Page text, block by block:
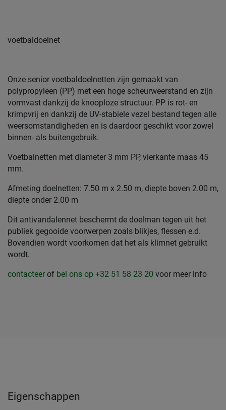
voetbaldoelnet
Onze senior voetbaldoelnetten zijn gemaakt van
polypropyleen (PP) met een hoge scheurweerstand en zijn
vormvast dankzij de knooploze structuur. PP is rot- en
krimpvrij en dankzij de UV-stabiele vezel bestand tegen alle
weersomstandigheden en is daardoor geschikt voor zowel
binnen- als buitengebruik.
Voetbalnetten met diameter 3 mm PP, vierkante maas 45
mm.
Afmeting doelnetten: 7.50 m x 2.50 m, diepte boven 2.00 m,
diepte onder 2.00 m
Dit antivandalennet beschermt de doelman tegen uit het
publiek gegooide voorwerpen zoals blikjes, flessen e.d.
Bovendien wordt voorkomen dat het als klimnet gebruikt
wordt.
contacteer of bel ons op +32 51 58 23 20 voor meer info
Eigenschappen